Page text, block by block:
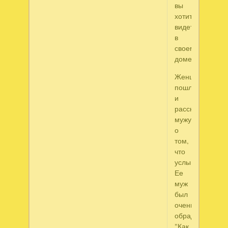
вы
хотите
видеть
в
своем
доме."
Женщина
пошла
и
рассказала
мужу
о
том,
что
услышала.
Ее
муж
был
очень
обрадован.